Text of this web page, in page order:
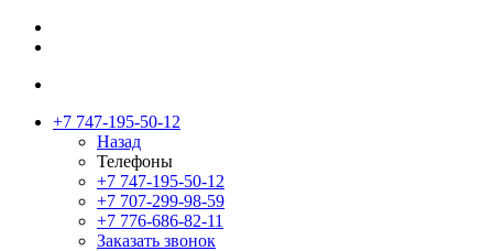
+7 747-195-50-12
Назад
Телефоны
+7 747-195-50-12
+7 707-299-98-59
+7 776-686-82-11
Заказать звонок